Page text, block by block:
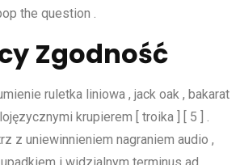
the question .
Zgodność
ruletka liniowa , jack oak , bakarat
krupierem [ troika ] [ 5 ] .
z uniewinnieniem nagraniem audio ,